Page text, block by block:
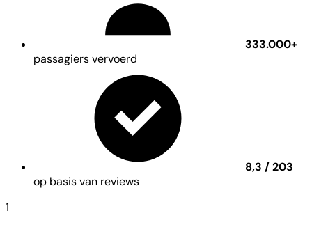
333.000+
passagiers vervoerd
8,3 / 203
op basis van reviews
1